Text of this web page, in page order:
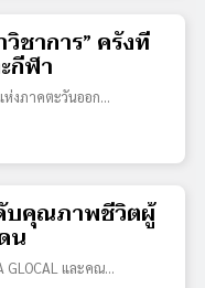
ชาการ” ครั้งที่
กีฬา
ห่งภาคตะวันออก…
บคุณภาพชีวิตผู้
น
GLOCAL และคณ…